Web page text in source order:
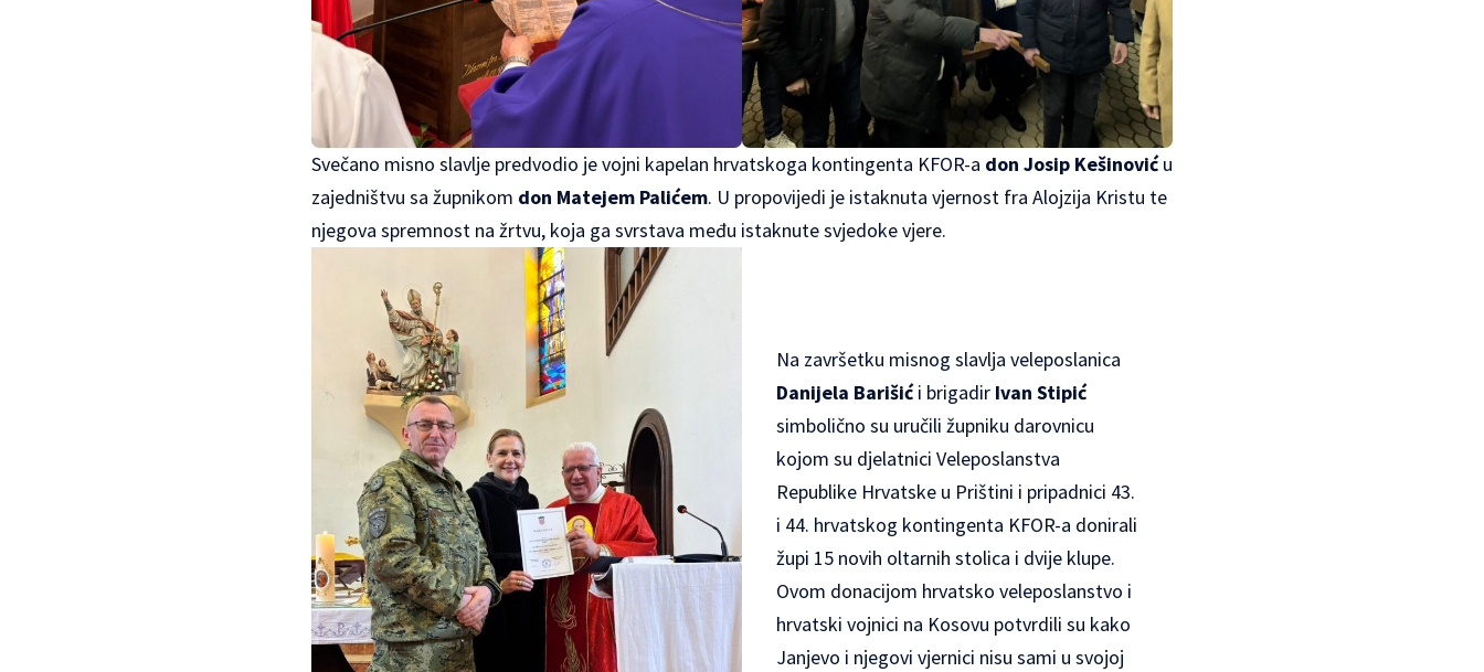
Svečano misno slavlje predvodio je vojni kapelan hrvatskoga kontingenta KFOR-a don Josip Kešinoviću
zajedništvu sa župnikom don Matejem Palićem. U propovijedi je istaknuta vjernost fra Alojzija Kristu te
njegova spremnost na žrtvu, koja ga svrstava među istaknute svjedoke vjere.
Na završetku misnog slavlja veleposlanica
Danijela Barišići brigadir Ivan Stipić
simbolično su uručili župniku darovnicu
kojom su djelatnici Veleposlanstva
Republike Hrvatske u Prištini i pripadnici 43.
i 44. hrvatskog kontingenta KFOR-a donirali
župi 15 novih oltarnih stolica i dvije klupe.
Ovom donacijom hrvatsko veleposlanstvo i
hrvatski vojnici na Kosovu potvrdili su kako
Janjevo i njegovi vjernici nisu sami u svojoj